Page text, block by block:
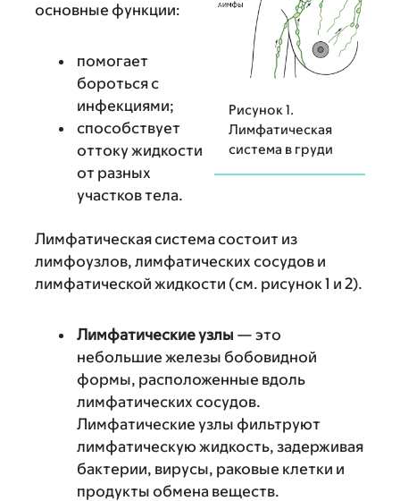
Рисунок 1.
Лимфатическая
система в груди
основные функции:
помогает
бороться с
инфекциями;
способствует
оттоку жидкости
от разных
участков тела.
Лимфатическая система состоит из
лимфоузлов, лимфатических сосудов и
лимфатической жидкости (см. рисунок 1 и 2).
Лимфатические узлы — это
небольшие железы бобовидной
формы, расположенные вдоль
лимфатических сосудов.
Лимфатические узлы фильтруют
лимфатическую жидкость, задерживая
бактерии, вирусы, раковые клетки и
продукты обмена веществ.